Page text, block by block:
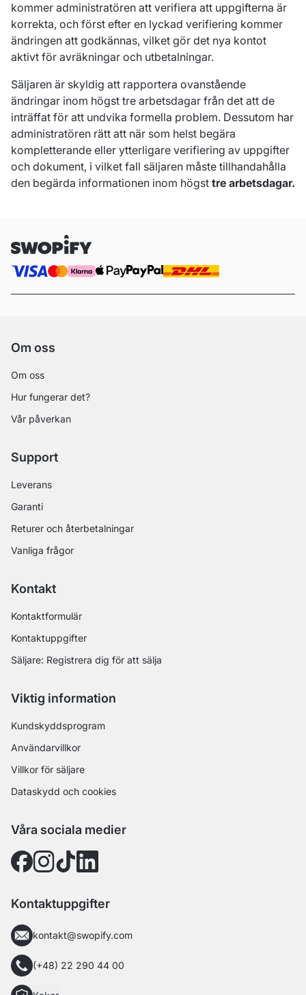
kommer administratören att verifiera att uppgifterna är
korrekta, och först efter en lyckad verifiering kommer
ändringen att godkännas, vilket gör det nya kontot
aktivt för avräkningar och utbetalningar.
Säljaren är skyldig att rapportera ovanstående
ändringar inom högst tre arbetsdagar från det att de
inträffat för att undvika formella problem. Dessutom har
administratören rätt att när som helst begära
kompletterande eller ytterligare verifiering av uppgifter
och dokument, i vilket fall säljaren måste tillhandahålla
den begärda informationen inom högst tre arbetsdagar.
Om oss
Om oss
Hur fungerar det?
Vår påverkan
Support
Leverans
Garanti
Returer och återbetalningar
Vanliga frågor
Kontakt
Kontaktformulär
Kontaktuppgifter
Säljare: Registrera dig för att sälja
Viktig information
Kundskyddsprogram
Användarvillkor
Villkor för säljare
Dataskydd och cookies
Våra sociala medier
Kontaktuppgifter
kontakt@swopify.com
(+48) 22 290 44 00